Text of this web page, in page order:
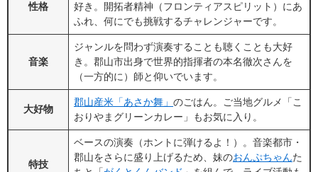
性格
好き。開拓者精神（フロンティアスピリット）にあ
ふれ、何にでも挑戦するチャレンジャーです。
音楽
ジャンルを問わず演奏することも聴くことも大好
き。郡山市出身で世界的指揮者の本名徹次さんを
（一方的に）師と仰いでいます。
大好物
郡山産米「あさか舞」 のごはん。ご当地グルメ「こ
おりやまグリーンカレー」もお気に入り。
特技
ベースの演奏（ホントに弾けるよ！）。音楽都市・
郡山をさらに盛り上げるため、妹のおんぷちゃんた